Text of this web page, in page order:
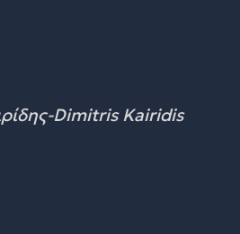
Dimitris Kairidis